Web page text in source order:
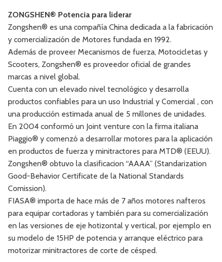
ZONGSHEN® Potencia para liderar
Zongshen® es una compañía China dedicada a la fabricación
y comercialización de Motores fundada en 1992.
Además de proveer Mecanismos de fuerza, Motocicletas y
Scooters, Zongshen® es proveedor oficial de grandes
marcas a nivel global.
Cuenta con un elevado nivel tecnológico y desarrolla
productos confiables para un uso Industrial y Comercial , con
una producción estimada anual de 5 millones de unidades.
En 2004 conformó un Joint venture con la firma italiana
Piaggio® y comenzó a desarrollar motores para la aplicación
en productos de fuerza y minitractores para MTD® (EEUU).
Zongshen® obtuvo la clasificacion “AAAA” (Standarization
Good-Behavior Certificate de la National Standards
Comission).
FIASA® importa de hace más de 7 años motores nafteros
para equipar cortadoras y también para su comercialización
en las versiones de eje hotizontal y vertical, por ejemplo en
su modelo de 15HP de potencia y arranque eléctrico para
motorizar minitractores de corte de césped.